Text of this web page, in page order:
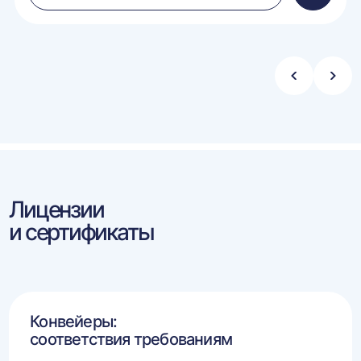
в
Стрелка
Лицензии
и сертификаты
Конвейеры:
соответствия требованиям